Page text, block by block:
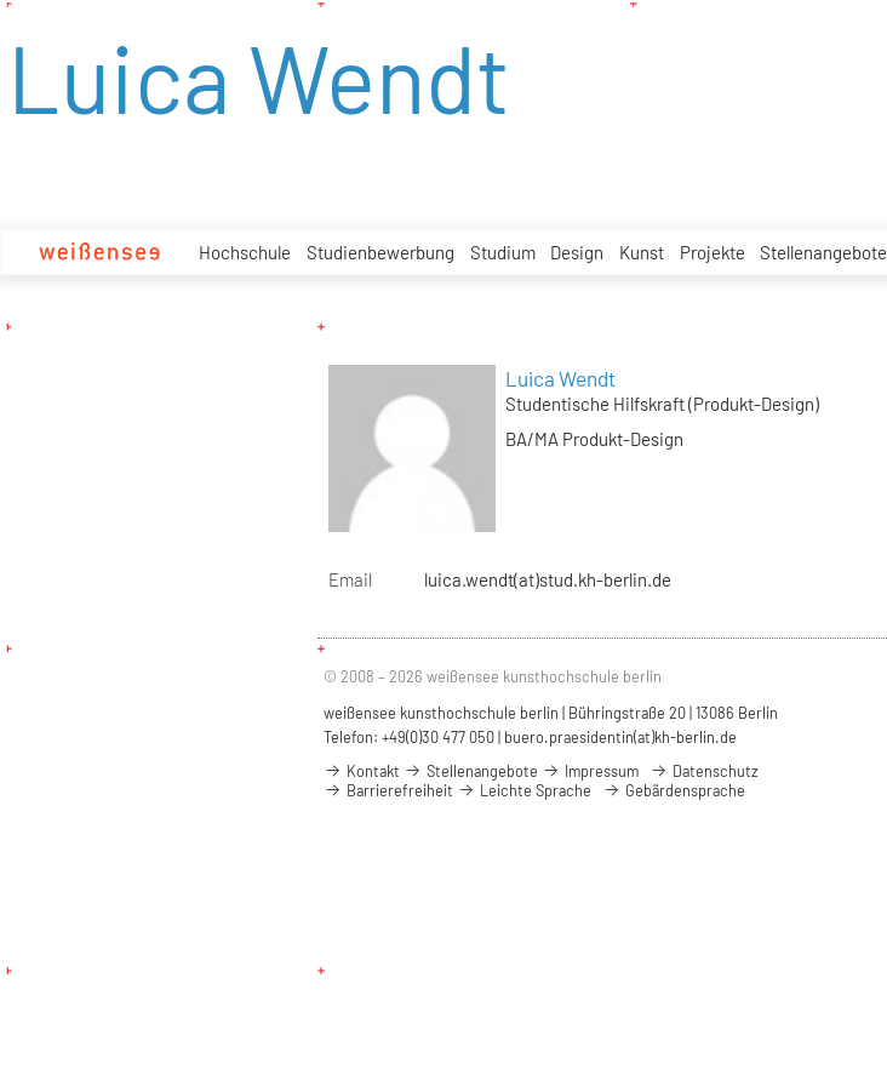
zum
Hochschule Studienbewerbung Studium Design Kunst Projekte Stellenangebote
Luica Wendt
Luica Wendt
Studentische Hilfskraft (Produkt-Design)
BA/MA Produkt-Design
Email luica.wendt(at)stud.kh-berlin.de
© 2008 – 2026 weißensee kunsthochschule berlin
weißensee kunsthochschule berlin | Bühringstraße 20 | 13086 Berlin
Telefon: +49(0)30 477 050 | buero.praesidentin(at)kh-berlin.de
Kontakt
Stellenangebote Impressum
Datenschutz
Barrierefreiheit
Leichte Sprache Gebärdensprache